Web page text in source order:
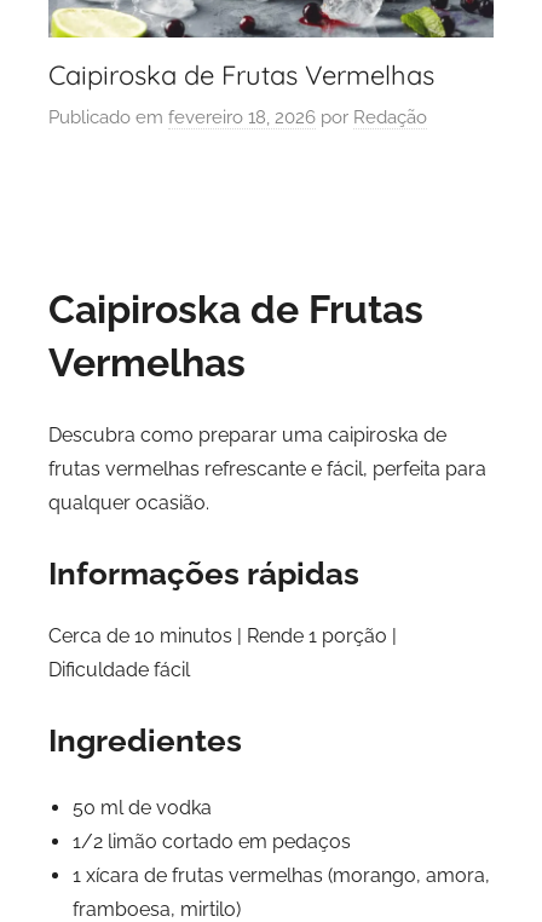
Caipiroska de Frutas Vermelhas
Publicado em fevereiro 18, 2026 por Redação
Caipiroska de Frutas
Vermelhas
Descubra como preparar uma caipiroska de
frutas vermelhas refrescante e fácil, perfeita para
qualquer ocasião.
Informações rápidas
Cerca de 10 minutos | Rende 1 porção |
Dificuldade fácil
Ingredientes
50 ml de vodka
1/2 limão cortado em pedaços
1 xícara de frutas vermelhas (morango, amora,
framboesa, mirtilo)